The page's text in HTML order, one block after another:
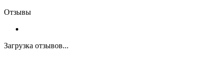
Отзывы
Загрузка отзывов...